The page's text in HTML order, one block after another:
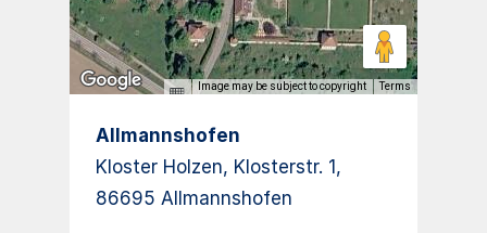
Image may be subject to copyright Terms
Allmannshofen
Kloster Holzen, Klosterstr. 1,
86695 Allmannshofen